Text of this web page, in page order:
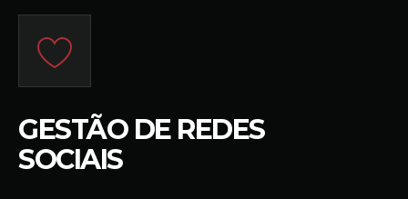
GESTÃO DE REDES
SOCIAIS